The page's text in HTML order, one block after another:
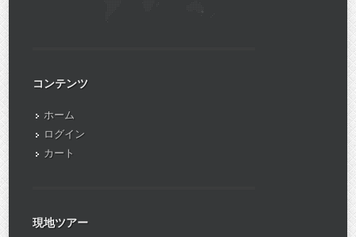
コンテンツ
ホーム
ログイン
カート
現地ツアー